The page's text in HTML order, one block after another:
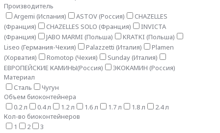
Производитель
Argemi (Испания)
ASTOV (Россия)
CHAZELLES
(Франция)
CHAZELLES SOLO (Франция)
INVICTA
(Франция)
JABO MARMI (Польша)
KRATKI (Польша)
Liseo (Германия-Чехия)
Palazzetti (Италия)
Plamen
(Хорватия)
Romotop (Чехия)
Sunday (Италия)
ЕВРОПЕЙСКИЕ КАМИНЫ(Россия)
ЭКОКАМИН (Россия)
Материал
Сталь
Чугун
Объем биоконтейнера
0.2 л
0.4 л 1.2 л 1.6 л 1.7 л 1.8 л
2.4 л
Кол-во биоконтейнеров
1
2 3